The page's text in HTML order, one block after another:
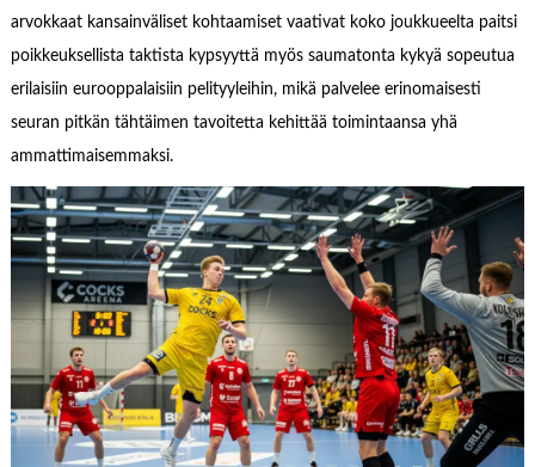
arvokkaat kansainväliset kohtaamiset vaativat koko joukkueelta paitsi
poikkeuksellista taktista kypsyyttä myös saumatonta kykyä sopeutua
erilaisiin eurooppalaisiin pelityyleihin, mikä palvelee erinomaisesti
seuran pitkän tähtäimen tavoitetta kehittää toimintaansa yhä
ammattimaisemmaksi.